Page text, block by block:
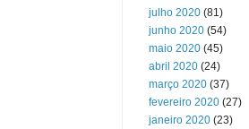
julho 2020 (81)
junho 2020 (54)
maio 2020 (45)
abril 2020 (24)
março 2020 (37)
fevereiro 2020 (27)
janeiro 2020 (23)